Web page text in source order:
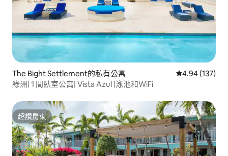
The Bight Settlement的私有公寓 從 137 則評價
4.94 (137)
綠洲| 1 間臥室公寓| Vista Azul |泳池和WiFi
超讚房東
超讚房東